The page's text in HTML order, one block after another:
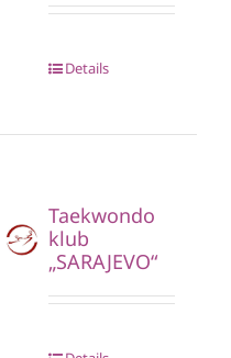
Details
Taekwondo
klub
„SARAJEVO“